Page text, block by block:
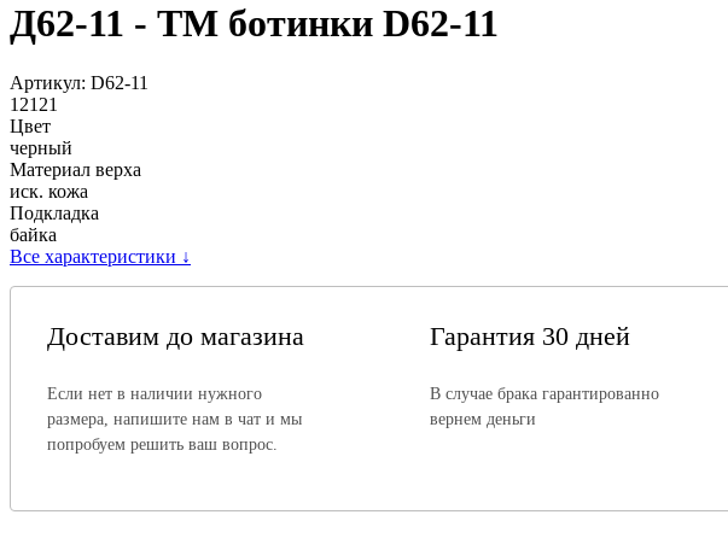
Д62-11 - ТМ ботинки D62-11
Артикул: D62-11
12121
Цвет
черный
Материал верха
иск. кожа
Подкладка
байка
Все характеристики ↓
Доставим до магазина
Если нет в наличии нужного
размера, напишите нам в чат и мы
попробуем решить ваш вопрос.
Гарантия 30 дней
В случае брака гарантированно
вернем деньги